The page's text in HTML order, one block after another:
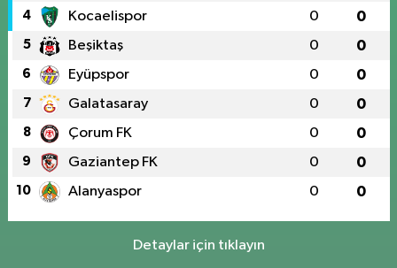
4 Kocaelispor 0 0
5 Beşiktaş 0 0
6 Eyüpspor 0 0
7 Galatasaray 0 0
8 Çorum FK 0 0
9 Gaziantep FK 0 0
10 Alanyaspor 0 0
Detaylar için tıklayın